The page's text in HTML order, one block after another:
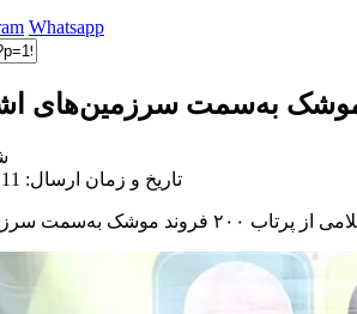
Whatsapp
تاریخ و زمان ارسال: 11 مهر 1403 || 10:11